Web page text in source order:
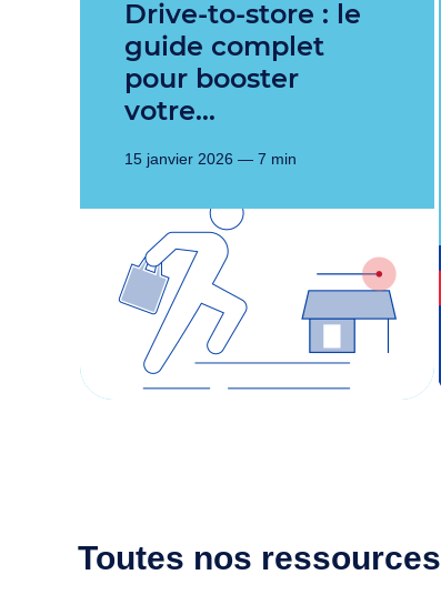
Drive-to-store : le
guide complet
pour booster
votre…
15 janvier 2026 — 7 min
Toutes nos ressources